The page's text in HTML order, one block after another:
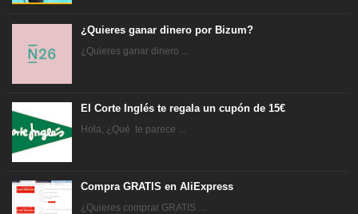
¿Quieres ganar dinero por Bizum?
¿Quieres ganar dinero ...
El Corte Inglés te regala un cupón de 15€
Hola, ¿Qué te parece ...
Compra GRATIS en AliExpress
¿Quieres comprar GRATIS ...